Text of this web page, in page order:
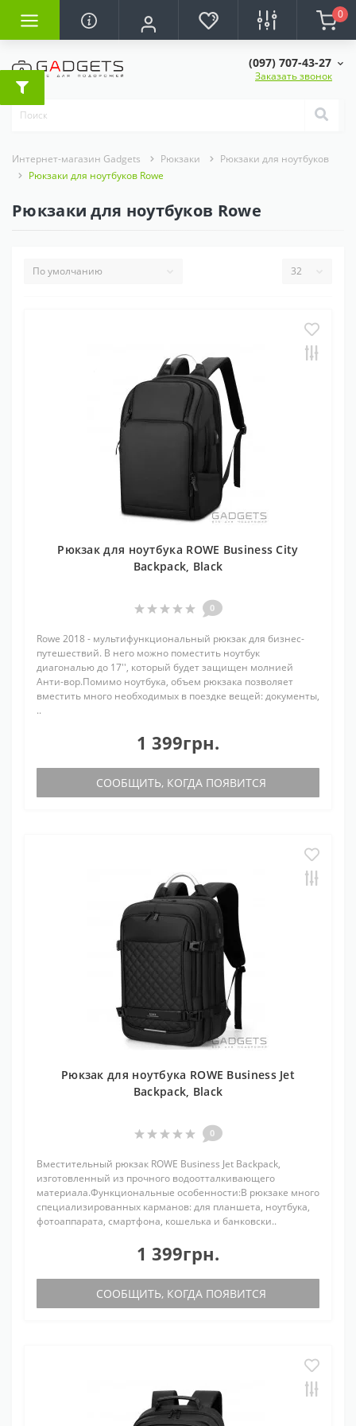
0
(097) 707-43-27
Заказать звонок
Интернет-магазин Gadgets Рюкзаки
Рюкзаки для ноутбуков
Рюкзаки для ноутбуков Rowe
Рюкзаки для ноутбуков Rowe
Рюкзак для ноутбука ROWE Business City
Backpack, Black
0
Rowe 2018 - мультифункциональный рюкзак для бизнес-
путешествий. В него можно поместить ноутбук
диагональю до 17'', который будет защищен молнией
Анти-вор.Помимо ноутбука, объем рюкзака позволяет
вместить много необходимых в поездке вещей: документы,
..
1 399грн.
СООБЩИТЬ, КОГДА ПОЯВИТСЯ
Рюкзак для ноутбука ROWE Business Jet
Backpack, Black
0
Вместительный рюкзак ROWE Business Jet Backpack,
изготовленный из прочного водоотталкивающего
материала.Функциональные особенности:В рюкзаке много
специализированных карманов: для планшета, ноутбука,
фотоаппарата, смартфона, кошелька и банковски..
1 399грн.
СООБЩИТЬ, КОГДА ПОЯВИТСЯ